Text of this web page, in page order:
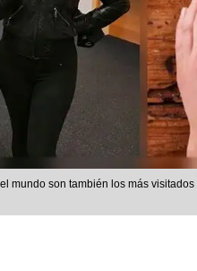
mundo son también los más